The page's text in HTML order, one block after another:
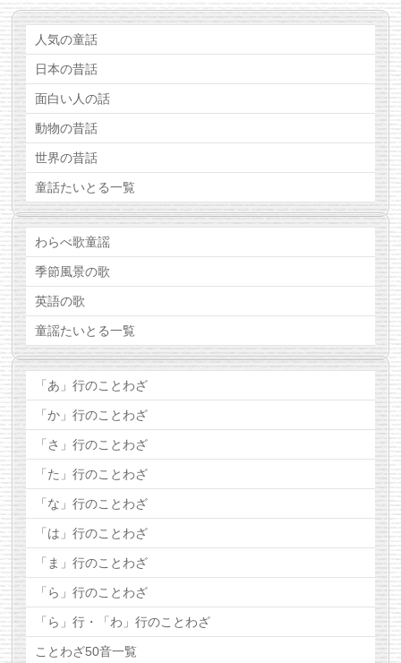
人気の童話
日本の昔話
面白い人の話
動物の昔話
世界の昔話
童話たいとる一覧
わらべ歌童謡
季節風景の歌
英語の歌
童謡たいとる一覧
「あ」行のことわざ
「か」行のことわざ
「さ」行のことわざ
「た」行のことわざ
「な」行のことわざ
「は」行のことわざ
「ま」行のことわざ
「ら」行のことわざ
「ら」行・「わ」行のことわざ
ことわざ50音一覧